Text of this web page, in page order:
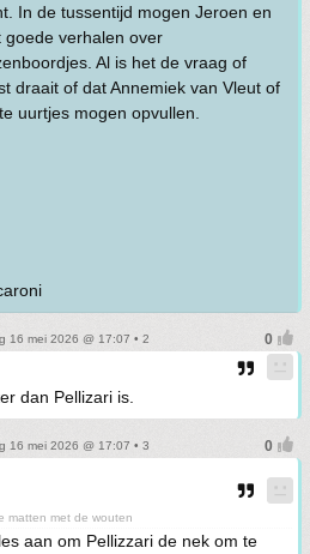
In de tussentijd mogen Jeroen en
goede verhalen over
Al is het de vraag of
draait of dat Annemiek van Vleut of
uurtjes mogen opvullen.
16 mei 2026 @ 17:07 • 2
dan Pellizari is.
16 mei 2026 @ 17:07 • 3
matten met de wouten
aan om Pellizzari de nek om te